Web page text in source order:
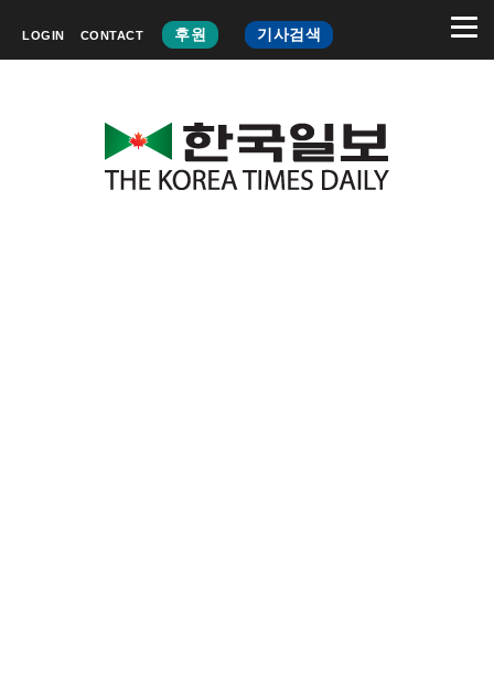
LOGIN CONTACT 후원 기사검색